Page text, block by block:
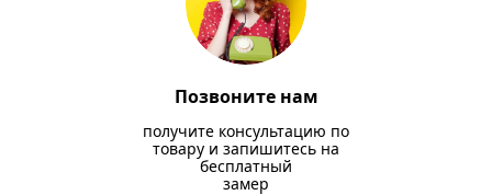
Позвоните нам
получите консультацию по
товару и запишитесь на
бесплатный
замер